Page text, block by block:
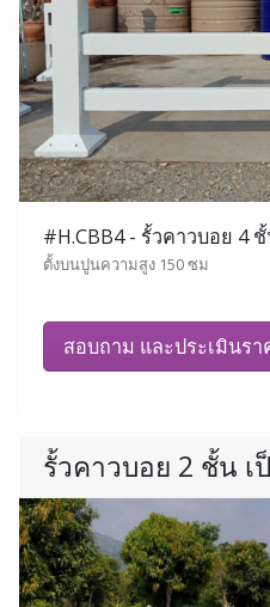
#H.CBB4 - รั้วคาวบอย 4
ตั้งบนปูนความสูง 150 ซม
สอบถาม และประเมินรา
รั้วคาวบอย 2 ชั้น เ